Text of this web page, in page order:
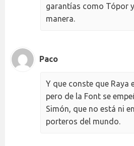
garantías como Tópor
manera.
Paco
Y que conste que Raya
pero de la Font se
Simón, que no está ni
porteros del mundo.